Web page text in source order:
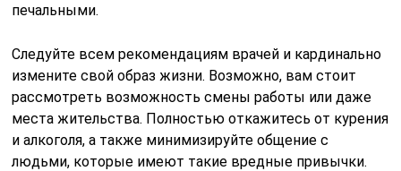
печальными.
Следуйте всем рекомендациям врачей и кардинально
измените свой образ жизни. Возможно, вам стоит
рассмотреть возможность смены работы или даже
места жительства. Полностью откажитесь от курения
и алкоголя, а также минимизируйте общение с
людьми, которые имеют такие вредные привычки.